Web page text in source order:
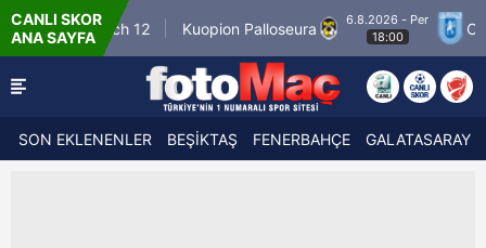
CANLI SKOR
ANA SAYFA
Match 12 Kuopion Palloseura
6.8.2026 - Per
18:00
CS
SON EKLENENLER BEŞİKTAŞ FENERBAHÇE GALATASARAY